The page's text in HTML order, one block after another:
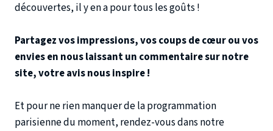
découvertes, il y en a pour tous les goûts !
Partagez vos impressions, vos coups de cœur ou vos
envies en nous laissant un commentaire sur notre
site, votre avis nous inspire !
Et pour ne rien manquer de la programmation
parisienne du moment, rendez-vous dans notre